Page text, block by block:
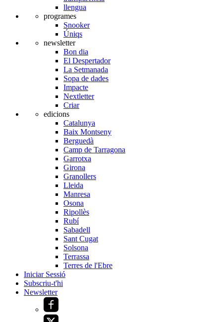
llengua
programes
Snooker
Úniqs
newsletter
Bon dia
El Despertador
La Setmanada
Sopa de dades
Impacte
Nextletter
Criar
edicions
Catalunya
Baix Montseny
Berguedà
Camp de Tarragona
Garrotxa
Girona
Granollers
Lleida
Manresa
Osona
Ripollès
Rubí
Sabadell
Sant Cugat
Solsona
Terrassa
Terres de l'Ebre
Iniciar Sessió
Subscriu-t'hi
Newsletter